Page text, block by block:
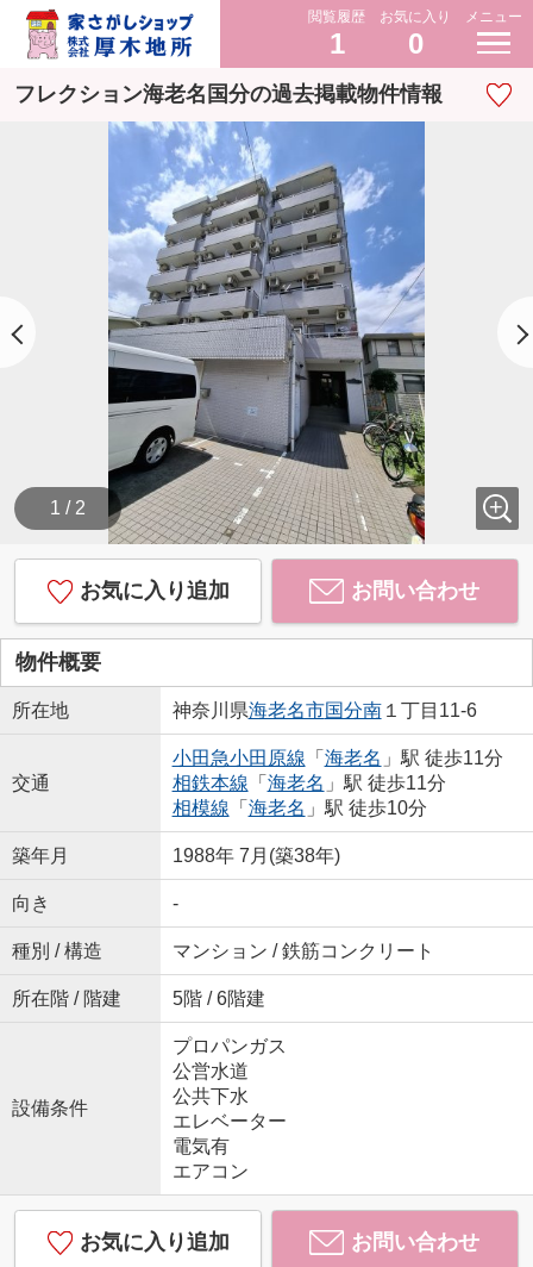
閲覧履歴
1
お気に入り
0
メニュー
フレクション海老名国分の過去掲載物件情報
1 / 2
お気に入り追加 お問い合わせ
物件概要
所在地 神奈川県海老名市国分南１丁目11-6
交通
小田急小田原線 「 海老名 」駅 徒歩11分
相鉄本線 「 海老名 」駅 徒歩11分
相模線 「 海老名 」駅 徒歩10分
築年月 1988年 7月(築38年)
向き -
種別 / 構造 マンション / 鉄筋コンクリート
所在階 / 階建 5階 / 6階建
設備条件
プロパンガス
公営水道
公共下水
エレベーター
電気有
エアコン
お気に入り追加 お問い合わせ